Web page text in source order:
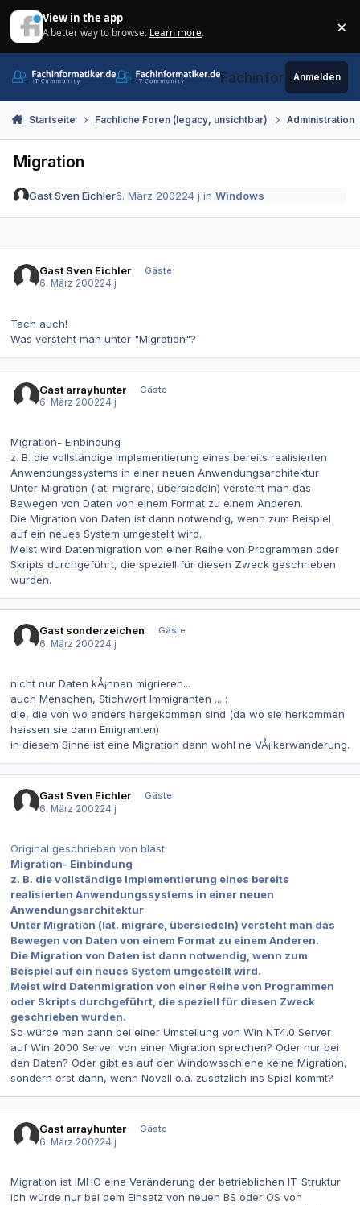
View in the app
A better way to browse. Learn more. ×
Fachinformatiker.de
Anmelden
Startseite Fachliche Foren (legacy, unsichtbar) Administration
Migration
Gast Sven Eichler6. März 200224 j inWindows
Gast Sven Eichler
Gäste
6. März 200224 j
Tach auch!
Was versteht man unter "Migration"?
Gast arrayhunter
Gäste
6. März 200224 j
Migration- Einbindung
z. B. die vollständige Implementierung eines bereits realisierten
Anwendungssystems in einer neuen Anwendungsarchitektur
Unter Migration (lat. migrare, übersiedeln) versteht man das
Bewegen von Daten von einem Format zu einem Anderen.
Die Migration von Daten ist dann notwendig, wenn zum Beispiel
auf ein neues System umgestellt wird.
Meist wird Datenmigration von einer Reihe von Programmen oder
Skripts durchgeführt, die speziell für diesen Zweck geschrieben
wurden.
Gast sonderzeichen
Gäste
6. März 200224 j
nicht nur Daten kÅ¡nnen migrieren...
auch Menschen, Stichwort Immigranten ... :
die, die von wo anders hergekommen sind (da wo sie herkommen
heissen sie dann Emigranten)
in diesem Sinne ist eine Migration dann wohl ne VÅ¡lkerwanderung.
Gast Sven Eichler
Gäste
6. März 200224 j
Original geschrieben von blast
Migration- Einbindung
z. B. die vollständige Implementierung eines bereits
realisierten Anwendungssystems in einer neuen
Anwendungsarchitektur
Unter Migration (lat. migrare, übersiedeln) versteht man das
Bewegen von Daten von einem Format zu einem Anderen.
Die Migration von Daten ist dann notwendig, wenn zum
Beispiel auf ein neues System umgestellt wird.
Meist wird Datenmigration von einer Reihe von Programmen
oder Skripts durchgeführt, die speziell für diesen Zweck
geschrieben wurden.
So würde man dann bei einer Umstellung von Win NT4.0 Server
auf Win 2000 Server von einer Migration sprechen? Oder nur bei
den Daten? Oder gibt es auf der Windowsschiene keine Migration,
sondern erst dann, wenn Novell o.ä. zusätzlich ins Spiel kommt?
Gast arrayhunter
Gäste
6. März 200224 j
Migration ist IMHO eine Veränderung der betrieblichen IT-Struktur
ich würde nur bei dem Einsatz von neuen BS oder OS von